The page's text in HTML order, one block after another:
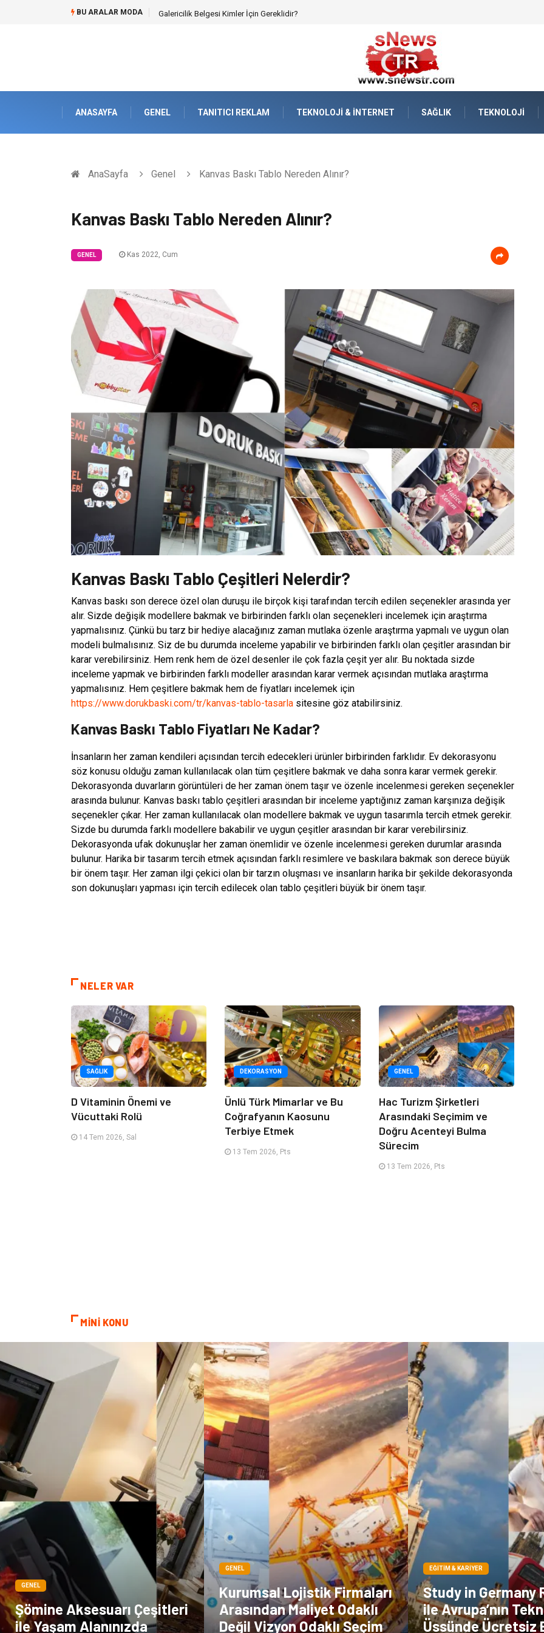
BU ARALAR MODA Doküman Yönetimi ile Kurumsal Hafızanın Dijitalleşmesi
ANASAYFA GENEL TANITICI REKLAM TEKNOLOJI & İNTERNET SAĞLIK TEKNOLOJI
AnaSayfa Genel Kanvas Baskı Tablo Nereden Alınır?
Kanvas Baskı Tablo Nereden Alınır?
GENEL Kas 2022, Cum
Kanvas Baskı Tablo Çeşitleri Nelerdir?
Kanvas baskı son derece özel olan duruşu ile birçok kişi tarafından tercih edilen seçenekler arasında yer
alır. Sizde değişik modellere bakmak ve birbirinden farklı olan seçenekleri incelemek için araştırma
yapmalısınız. Çünkü bu tarz bir hediye alacağınız zaman mutlaka özenle araştırma yapmalı ve uygun olan
modeli bulmalısınız. Siz de bu durumda inceleme yapabilir ve birbirinden farklı olan çeşitler arasından bir
karar verebilirsiniz. Hem renk hem de özel desenler ile çok fazla çeşit yer alır. Bu noktada sizde
inceleme yapmak ve birbirinden farklı modeller arasından karar vermek açısından mutlaka araştırma
yapmalısınız. Hem çeşitlere bakmak hem de fiyatları incelemek için
https://www.dorukbaski.com/tr/kanvas-tablo-tasarla sitesine göz atabilirsiniz.
Kanvas Baskı Tablo Fiyatları Ne Kadar?
İnsanların her zaman kendileri açısından tercih edecekleri ürünler birbirinden farklıdır. Ev dekorasyonu
söz konusu olduğu zaman kullanılacak olan tüm çeşitlere bakmak ve daha sonra karar vermek gerekir.
Dekorasyonda duvarların görüntüleri de her zaman önem taşır ve özenle incelenmesi gereken seçenekler
arasında bulunur. Kanvas baskı tablo çeşitleri arasından bir inceleme yaptığınız zaman karşınıza değişik
seçenekler çıkar. Her zaman kullanılacak olan modellere bakmak ve uygun tasarımla tercih etmek gerekir.
Sizde bu durumda farklı modellere bakabilir ve uygun çeşitler arasından bir karar verebilirsiniz.
Dekorasyonda ufak dokunuşlar her zaman önemlidir ve özenle incelenmesi gereken durumlar arasında
bulunur. Harika bir tasarım tercih etmek açısından farklı resimlere ve baskılara bakmak son derece büyük
bir önem taşır. Her zaman ilgi çekici olan bir tarzın oluşması ve insanların harika bir şekilde dekorasyonda
son dokunuşları yapması için tercih edilecek olan tablo çeşitleri büyük bir önem taşır.
NELER VAR
SAĞLIK
D Vitaminin Önemi ve
Vücuttaki Rolü
14 Tem 2026, Sal
DEKORASYON
Ünlü Türk Mimarlar ve Bu
Coğrafyanın Kaosunu
Terbiye Etmek
13 Tem 2026, Pts
GENEL
Hac Turizm Şirketleri
Arasındaki Seçimim ve
Doğru Acenteyi Bulma
Sürecim
13 Tem 2026, Pts
MİNİ KONU
GENEL
Şömine Aksesuarı Çeşitleri
ile Yaşam Alanınızda
GENEL
Kurumsal Lojistik Firmaları
Arasından Maliyet Odaklı
Değil Vizyon Odaklı Seçim
EĞITIM & KARIYER
Study in Germany
ile Avrupa’nın
Üssünde Ücretsiz